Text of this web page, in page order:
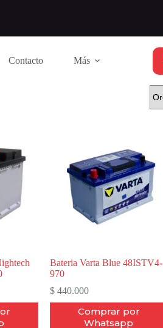
Contacto Más
Bateria Varta Blue 48ISTV4-
970
$440.000
Comprar por
Whatsapp